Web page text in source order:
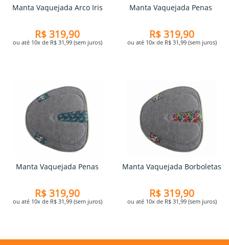
Manta Vaquejada Arco Iris
R$ 319,90
ou até 10x de R$ 31,99 (sem juros)
Manta Vaquejada Penas
R$ 319,90
ou até 10x de R$ 31,99 (sem juros)
Manta Vaquejada Penas
R$ 319,90
ou até 10x de R$ 31,99 (sem juros)
Manta Vaquejada Borboletas
R$ 319,90
ou até 10x de R$ 31,99 (sem juros)